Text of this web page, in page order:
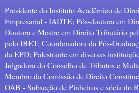
Presidente do Instituto Acadêmico de
Empresarial - IADTE; Pós-doutora em
Doutora e Mestre em Direito Tributário
pelo IBET; Coordenadora da Pós-
da EPD; Palestrante em diversas
Julgadora do Conselho de Tributos e
Membro da Comissão de Direito
OAB - Subseção de Pinheiros e sócia do